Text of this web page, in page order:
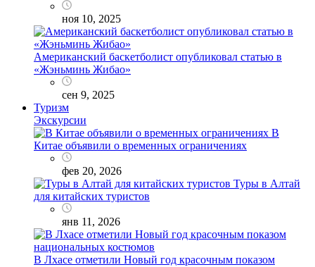
ноя 10, 2025
Американский баскетболист опубликовал статью в
«Жэньминь Жибао»
сен 9, 2025
Туризм
Экскурсии
В
Китае объявили о временных ограничениях
фев 20, 2026
Туры в Алтай
для китайских туристов
янв 11, 2026
В Лхасе отметили Новый год красочным показом